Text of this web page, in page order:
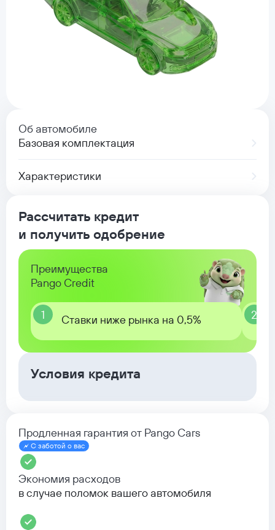
Об автомобиле
Базовая комплектация
Характеристики
Рассчитать кредит
и получить одобрение
Преимущества
Pango Credit
1 Ставки ниже рынка на 0,5% 2
Условия кредита
Продленная гарантия от Pango Cars
С заботой о вас
Экономия расходов
в случае поломок вашего автомобиля